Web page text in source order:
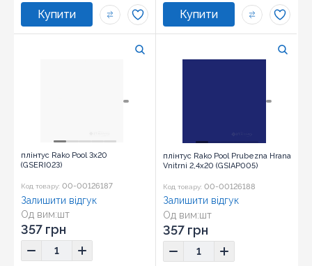
плінтус Rako Pool 3x20
(GSERI023)
Код товару: 00-00126187
Од вим:шт
Розмір:3x20
Залишити відгук
357 грн
плінтус Rako Pool Prubezna Hrana
Vnitrni 2,4x20 (GSIAP005)
Код товару: 00-00126188
Од вим:шт
Розмір:2,4x20
Залишити відгук
357 грн